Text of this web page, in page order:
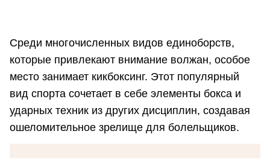
Среди многочисленных видов единоборств,
которые привлекают внимание волжан, особое
место занимает кикбоксинг. Этот популярный
вид спорта сочетает в себе элементы бокса и
ударных техник из других дисциплин, создавая
ошеломительное зрелище для болельщиков.